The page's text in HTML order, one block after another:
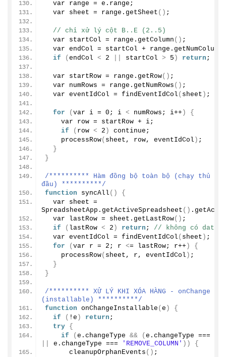
  var range = e.
range ;
  var sheet = range.
getSheet () ;
// chỉ xử lý cột B..E (2..5)
  var startCol = range.
getColumn () ;
  var endCol = startCol + range.
getNumColumns
if
( endCol < 2 startCol > 5 ) return ;
  var startRow = range.
getRow() ;
  var numRows = range.
getNumRows () ;
  var eventIdCol =
findEventIdCol ( sheet ) ;
for ( var i = 0 ; i < numRows; i++ )
{
    var row = startRow + i;
if
( row < 2 )
continue;
processRow( sheet, row, eventIdCol ) ;
}
}
/********** Hàm đồng bộ toàn bộ (chạy thủ
đầu) **********/
function
syncAll ()
{
  var sheet =
SpreadsheetApp. getActiveSpreadsheet () .
  var lastRow = sheet.
getLastRow() ;
if
( lastRow < 2 ) return ; // không có data
  var eventIdCol =
findEventIdCol ( sheet ) ;
for
( var r = 2 ; r <= lastRow; r++ )
{
processRow( sheet, r, eventIdCol ) ;
}
}
/********** XỬ LÝ KHI XÓA HÀNG - onChange
(installable) **********/
function onChangeInstallable ( e )
{
if
( !e ) return ;
try {
if
( e. changeType && ( e. changeType ===
e. changeType === 'REMOVE_COLUMN' ))
{
cleanupOrphanEvents () ;